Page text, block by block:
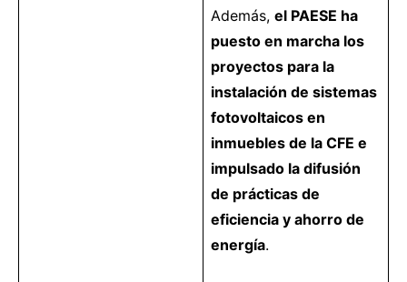
Además, el PAESE ha
puesto en marcha los
proyectos para la
instalación de sistemas
fotovoltaicos en
inmuebles de la CFE e
impulsado la difusión
de prácticas de
eficiencia y ahorro de
energía.